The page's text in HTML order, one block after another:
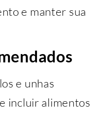
e manter sua
e unhas
incluir alimentos